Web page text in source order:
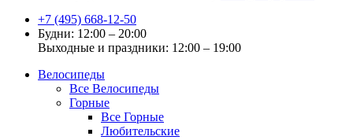
+7 (495) 668-12-50
Будни: 12:00 – 20:00
Выходные и праздники: 12:00 – 19:00
Велосипеды
Все Велосипеды
Горные
Все Горные
Любительские